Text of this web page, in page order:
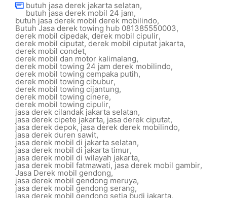
butuh jasa derek jakarta selatan,
butuh jasa derek mobil 24 jam,
butuh jasa derek mobil derek mobilindo,
Butuh Jasa derek towing hub 081385550003,
derek mobil cipedak, derek mobil cipulir,
derek mobil ciputat, derek mobil ciputat jakarta,
derek mobil condet,
derek mobil dan motor kalimalang,
derek mobil towing 24 jam derek mobilindo,
derek mobil towing cempaka putih,
derek mobil towing cibubur,
derek mobil towing cijantung,
derek mobil towing cinere,
derek mobil towing cipulir,
jasa derek cilandak jakarta selatan,
jasa derek cipete jakarta, jasa derek ciputat,
jasa derek depok,jasa derek derek mobilindo,
jasa derek duren sawit,
jasa derek mobil di jakarta selatan,
jasa derek mobil di jakarta timur,
jasa derek mobil di wilayah jakarta,
jasa derek mobil fatmawati,jasa derek mobil gambir,
Jasa Derek mobil gendong,
jasa derek mobil gendong meruya,
jasa derek mobil gendong serang,
jasa derek mobil gendong setia budi jakarta,